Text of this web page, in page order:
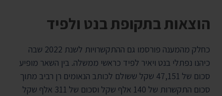
הוצאות בתקופת בנט ולפיד
כחלק מהמענה פורסמו גם ההתקשרויות לשנת 2022 שבה
כיהנו נפתלי בנט ויאיר לפיד כראשי ממשלה. בין השאר מופיע
סכום של 47,151 שקל ששולם לכותב הנאומים רן רביב מתוך
סכום התקשרות של 140 אלף שקל וסכום של 311 אלף שקל